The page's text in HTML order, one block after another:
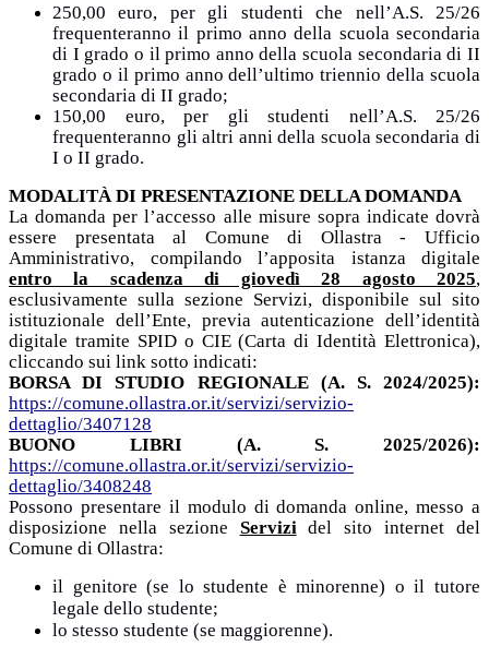
250,00 euro, per gli studenti che nell’A.S. 25/26
frequenteranno il primo anno della scuola secondaria
di I grado o il primo anno della scuola secondaria di II
grado o il primo anno dell’ultimo triennio della scuola
secondaria di II grado;
150,00 euro, per gli studenti nell’A.S. 25/26
frequenteranno gli altri anni della scuola secondaria di
I o II grado.
MODALITÀ DI PRESENTAZIONE DELLA DOMANDA
La domanda per l’accesso alle misure sopra indicate dovrà
essere presentata al Comune di Ollastra - Ufficio
Amministrativo, compilando l’apposita istanza digitale
entro la scadenza di giovedì 28 agosto 2025,
esclusivamente sulla sezione Servizi, disponibile sul sito
istituzionale dell’Ente, previa autenticazione dell’identità
digitale tramite SPID o CIE (Carta di Identità Elettronica),
cliccando sui link sotto indicati:
BORSA DI STUDIO REGIONALE (A. S. 2024/2025):
https://comune.ollastra.or.it/servizi/servizio-
dettaglio/3407128
BUONO LIBRI (A. S. 2025/2026):
https://comune.ollastra.or.it/servizi/servizio-
dettaglio/3408248
Possono presentare il modulo di domanda online, messo a
disposizione nella sezione Servizi del sito internet del
Comune di Ollastra:
il genitore (se lo studente è minorenne) o il tutore
legale dello studente;
lo stesso studente (se maggiorenne).